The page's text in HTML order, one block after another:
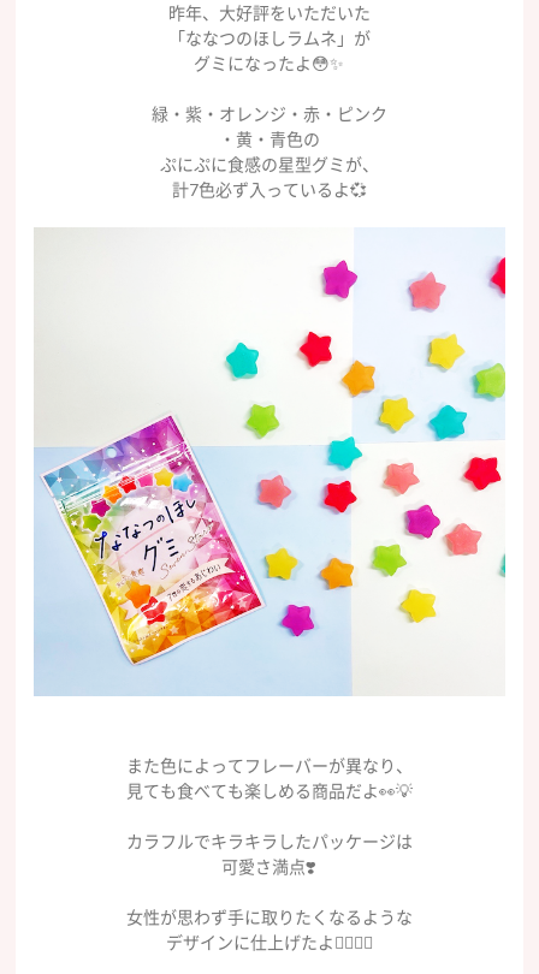
昨年、大好評をいただいた
「ななつのほしラムネ」が
グミになったよ😳✨
緑・紫・オレンジ・赤・ピンク
・黄・青色の
ぷにぷに食感の星型グミが、
計7色必ず入っているよ💞
また色によってフレーバーが異なり、
見ても食べても楽しめる商品だよ👀💡
カラフルでキラキラしたパッケージは
可愛さ満点❣️
女性が思わず手に取りたくなるような
デザインに仕上げたよ👍🏻🎵💫